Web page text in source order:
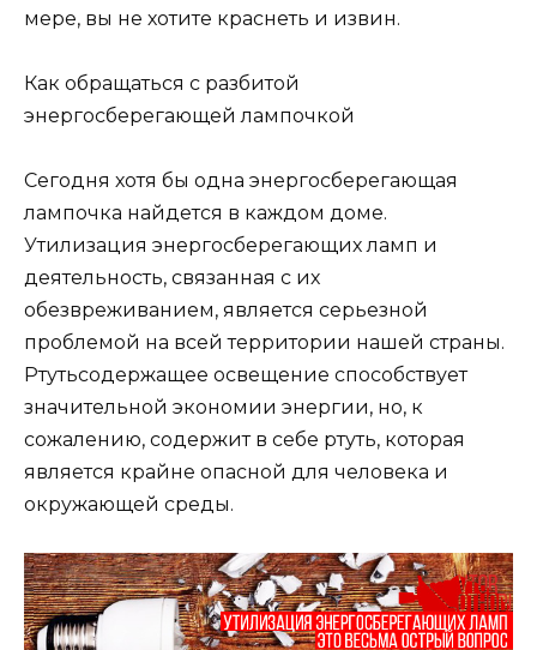
мере, вы не хотите краснеть и извин.
Как обращаться с разбитой
энергосберегающей лампочкой
Сегодня хотя бы одна энергосберегающая
лампочка найдется в каждом доме.
Утилизация энергосберегающих ламп и
деятельность, связанная с их
обезвреживанием, является серьезной
проблемой на всей территории нашей страны.
Ртутьсодержащее освещение способствует
значительной экономии энергии, но, к
сожалению, содержит в себе ртуть, которая
является крайне опасной для человека и
окружающей среды.